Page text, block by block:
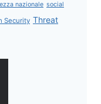
nazionale social
Security Threat